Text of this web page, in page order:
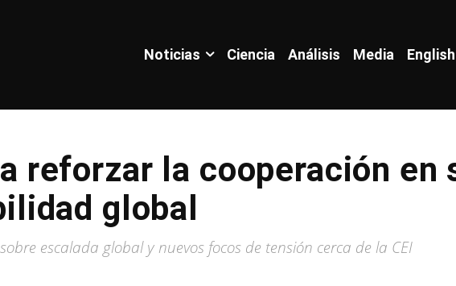
Noticias Ciencia Análisis Media English
reforzar la cooperación en
global
escalada global y nuevos focos de tensión cerca de la CEI